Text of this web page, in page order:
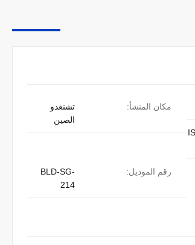
مكان المنشأ:
تشنغدو
الصين
رقم الموديل:
BLD-SG-
214